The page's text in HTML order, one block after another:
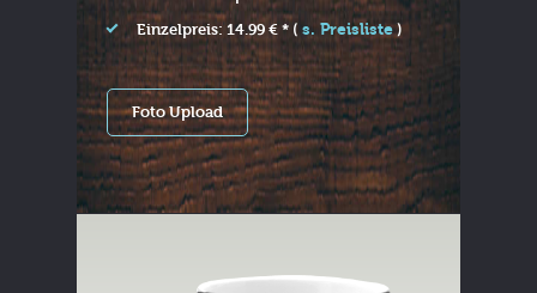
Einzelpreis: 14.99 € * ( s. Preisliste)
Foto Upload